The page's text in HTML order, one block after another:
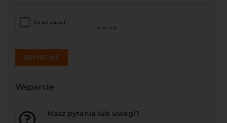
ZAPISZ SIĘ
Wsparcie
Masz pytania lub uwagi?